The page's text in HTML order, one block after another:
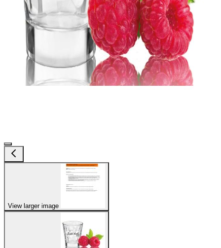
View larger image